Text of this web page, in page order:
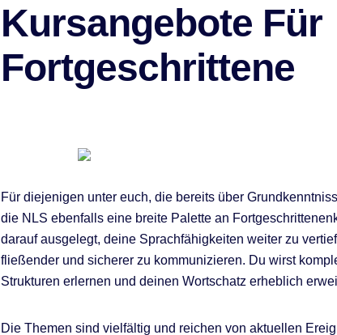
Kursangebote Für
Fortgeschrittene
Für diejenigen unter euch, die bereits über
die NLS ebenfalls eine breite Palette an
darauf ausgelegt, deine Sprachfähigkeiten weiter zu
fließender und sicherer zu kommunizieren. Du wirst
Strukturen erlernen und deinen Wortschatz erheblich
Die Themen sind vielfältig und reichen von aktuellen